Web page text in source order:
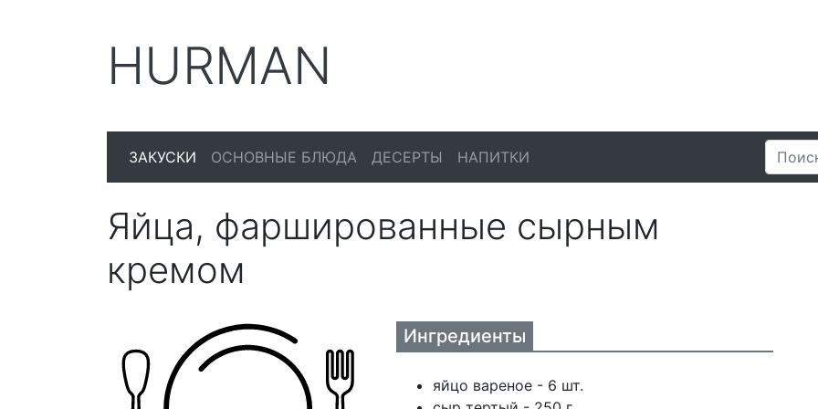
HURMAN
ЗАКУСКИ ОСНОВНЫЕ БЛЮДА ДЕСЕРТЫ НАПИТКИ
Яйца, фаршированные сырным
кремом
Ингредиенты
яйцо вареное - 6 шт.